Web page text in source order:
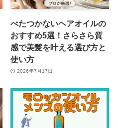
べたつかないヘアオイルの
おすすめ5選！さらさら質
感で美髪を叶える選び方と
使い方
2026年7月17日